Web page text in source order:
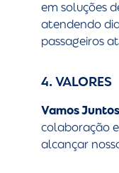
em soluções
atendendo
passageiros
4. VALORES
Vamos
colaboração
alcançar